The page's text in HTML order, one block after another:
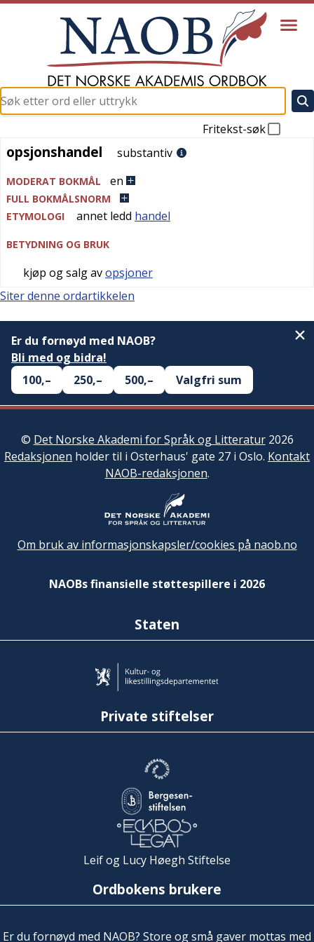
Fritekst-søk
opsjonshandel
opsjonshandel substantiv
MODERAT BOKMÅL en
FULL BOKMÅLSNORM
ETYMOLOGI
annet ledd handel
BETYDNING OG BRUK
kjøp og salg avopsjoner
Siter denne ordartikkelen
Er du fornøyd med NAOB?
Bli med og bidra!
100,–
250,– 500,– Valgfri sum
© Det Norske Akademi for Språk og Litteratur2026
Redaksjonen holder til i Osterhaus' gate 27 i Oslo. Kontakt
NAOB-redaksjonen.
Om bruk av informasjonskapsler/cookies på naob.no
NAOBs finansielle støttespillere i 2026
Staten
Private stiftelser
Leif og Lucy Høegh Stiftelse
Ordbokens brukere
Er du fornøyd med NAOB? Store og små gaver mottas med